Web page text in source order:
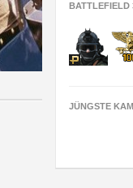
BATTLEFIELD
JÜNGSTE